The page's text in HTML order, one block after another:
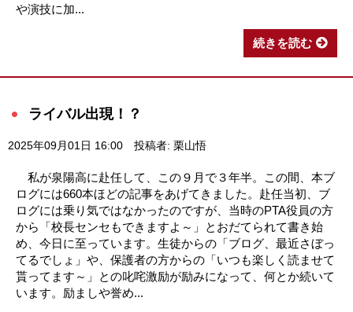
や演技に加...
続きを読む
ライバル出現！？
2025年09月01日 16:00 投稿者: 栗山悟
私が泉陽高に赴任して、この９月で３年半。この間、本ブ
ログには660本ほどの記事をあげてきました。赴任当初、ブ
ログには乗り気ではなかったのですが、当時のPTA役員の方
から「校長センセもできますよ～」とおだてられて書き始
め、今日に至っています。生徒からの「ブログ、最近さぼっ
てるでしょ」や、保護者の方からの「いつも楽しく読ませて
貰ってます～」との叱咤激励が励みになって、何とか続いて
います。励ましや誉め...